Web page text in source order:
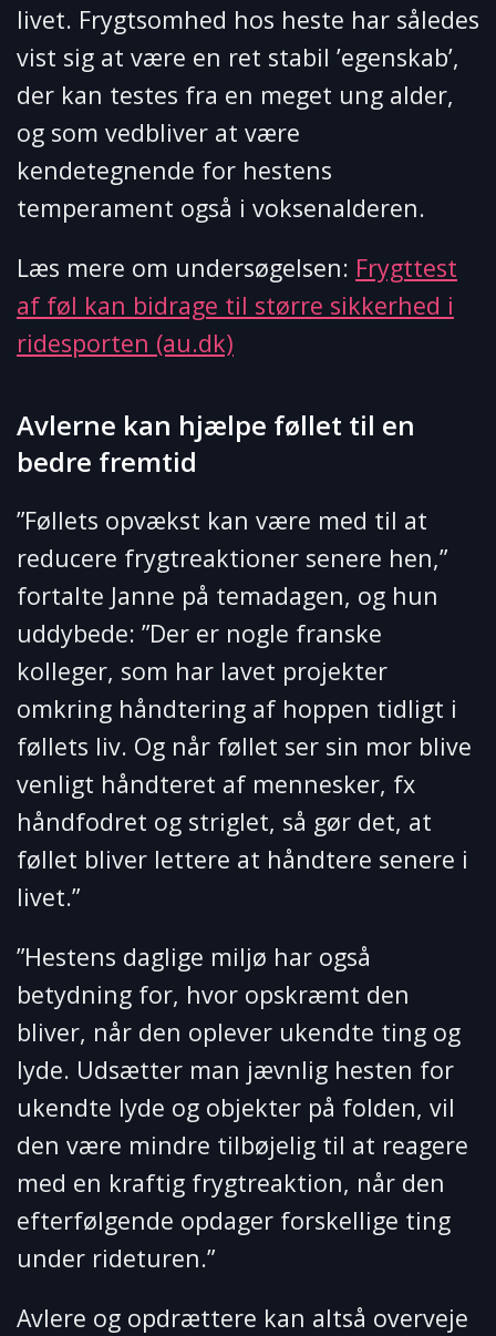
livet. Frygtsomhed hos heste har således
vist sig at være en ret stabil ’egenskab’,
der kan testes fra en meget ung alder,
og som vedbliver at være
kendetegnende for hestens
temperament også i voksenalderen.
Læs mere om undersøgelsen: Frygttest
af føl kan bidrage til større sikkerhed i
ridesporten (au.dk)
Avlerne kan hjælpe føllet til en
bedre fremtid
”Føllets opvækst kan være med til at
reducere frygtreaktioner senere hen,”
fortalte Janne på temadagen, og hun
uddybede: ”Der er nogle franske
kolleger, som har lavet projekter
omkring håndtering af hoppen tidligt i
føllets liv. Og når føllet ser sin mor blive
venligt håndteret af mennesker, fx
håndfodret og striglet, så gør det, at
føllet bliver lettere at håndtere senere i
livet.”
”Hestens daglige miljø har også
betydning for, hvor opskræmt den
bliver, når den oplever ukendte ting og
lyde. Udsætter man jævnlig hesten for
ukendte lyde og objekter på folden, vil
den være mindre tilbøjelig til at reagere
med en kraftig frygtreaktion, når den
efterfølgende opdager forskellige ting
under rideturen.”
Avlere og opdrættere kan altså overveje